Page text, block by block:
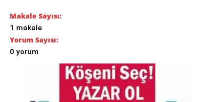
Makale Sayısı:
1 makale
Yorum Sayısı:
0 yorum